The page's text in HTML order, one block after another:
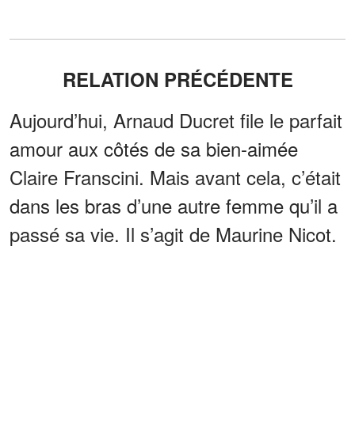
RELATION PRÉCÉDENTE
Aujourd’hui, Arnaud Ducret file le parfait
amour aux côtés de sa bien-aimée
Claire Franscini. Mais avant cela, c’était
dans les bras d’une autre femme qu’il a
passé sa vie. Il s’agit de Maurine Nicot.